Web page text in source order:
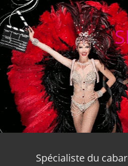
Spécialiste du